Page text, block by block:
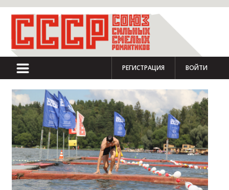
РЕГИСТРАЦИЯ ВОЙТИ